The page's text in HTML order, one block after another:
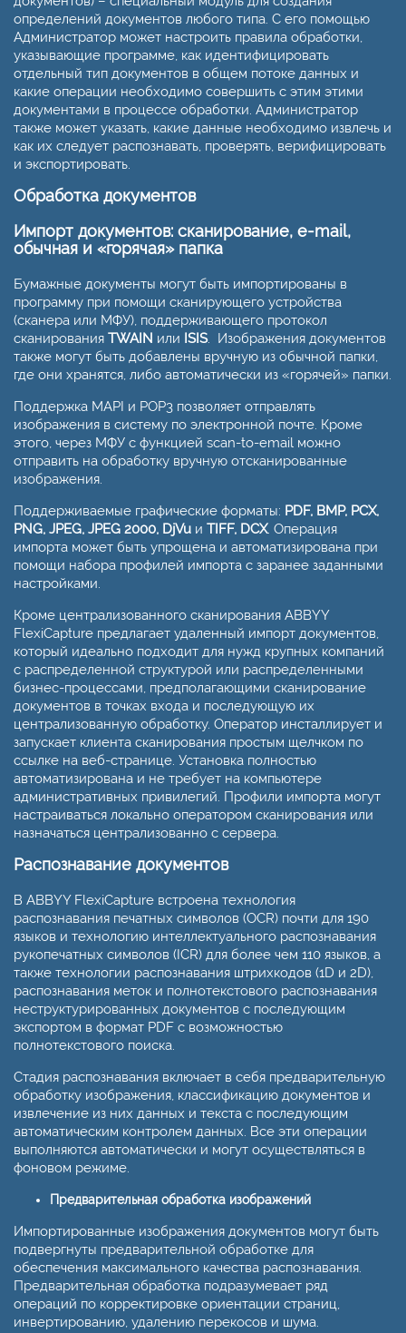
определений документов любого типа. С его помощью
Администратор может настроить правила обработки,
указывающие программе, как идентифицировать
отдельный тип документов в общем потоке данных и
какие операции необходимо совершить с этим этими
документами в процессе обработки. Администратор
также может указать, какие данные необходимо извлечь и
как их следует распознавать, проверять, верифицировать
и экспортировать.
Обработка документов
Импорт документов: сканирование, e-mail,
обычная и «горячая» папка
Бумажные документы могут быть импортированы в
программу при помощи сканирующего устройства
(сканера или МФУ), поддерживающего протокол
сканирования TWAIN или ISIS. Изображения документов
также могут быть добавлены вручную из обычной папки,
где они хранятся, либо автоматически из «горячей» папки.
Поддержка MAPI и POP3 позволяет отправлять
изображения в систему по электронной почте. Кроме
этого, через МФУ с функцией scan-to-email можно
отправить на обработку вручную отсканированные
изображения.
Поддерживаемые графические форматы: PDF, BMP, PCX,
PNG, JPEG, JPEG 2000, DjVu и TIFF, DCX. Операция
импорта может быть упрощена и автоматизирована при
помощи набора профилей импорта с заранее заданными
настройками.
Кроме централизованного сканирования ABBYY
FlexiCapture предлагает удаленный импорт документов,
который идеально подходит для нужд крупных компаний
с распределенной структурой или распределенными
бизнес-процессами, предполагающими сканирование
документов в точках входа и последующую их
централизованную обработку. Оператор инсталлирует и
запускает клиента сканирования простым щелчком по
ссылке на веб-странице. Установка полностью
автоматизирована и не требует на компьютере
административных привилегий. Профили импорта могут
настраиваться локально оператором сканирования или
назначаться централизованно с сервера.
Распознавание документов
В ABBYY FlexiCapture встроена технология
распознавания печатных символов (OCR) почти для 190
языков и технологию интеллектуального распознавания
рукопечатных символов (ICR) для более чем 110 языков, а
также технологии распознавания штрихкодов (1D и 2D),
распознавания меток и полнотекстового распознавания
неструктурированных документов с последующим
экспортом в формат PDF с возможностью
полнотекстового поиска.
Стадия распознавания включает в себя предварительную
обработку изображения, классификацию документов и
извлечение из них данных и текста с последующим
автоматическим контролем данных. Все эти операции
выполняются автоматически и могут осуществляться в
фоновом режиме.
Предварительная обработка изображений
Импортированные изображения документов могут быть
подвергнуты предварительной обработке для
обеспечения максимального качества распознавания.
Предварительная обработка подразумевает ряд
операций по корректировке ориентации страниц,
инвертированию, удалению перекосов и шума.